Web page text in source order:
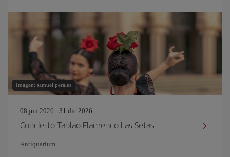
Imagen: samuel perales
08 jun 2026 - 31 dic 2026
Concierto Tablao Flamenco Las Setas
Antiquarium